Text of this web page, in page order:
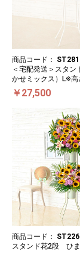
商品コード： ST281
＜宅配発送＞スタン
かせミックス）L※
￥27,500
商品コード： ST226
スタンド花2段 ひ